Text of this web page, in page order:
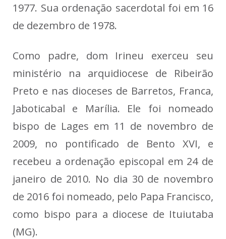
1977. Sua ordenação sacerdotal foi em 16
de dezembro de 1978.
Como padre, dom Irineu exerceu seu
ministério na arquidiocese de Ribeirão
Preto e nas dioceses de Barretos, Franca,
Jaboticabal e Marília. Ele foi nomeado
bispo de Lages em 11 de novembro de
2009, no pontificado de Bento XVI, e
recebeu a ordenação episcopal em 24 de
janeiro de 2010. No dia 30 de novembro
de 2016 foi nomeado, pelo Papa Francisco,
como bispo para a diocese de Ituiutaba
(MG).